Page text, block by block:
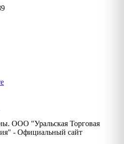
ООО "Уральская Торговая
- Официальный сайт